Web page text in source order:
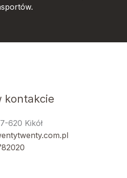
kontakcie
620 Kikół